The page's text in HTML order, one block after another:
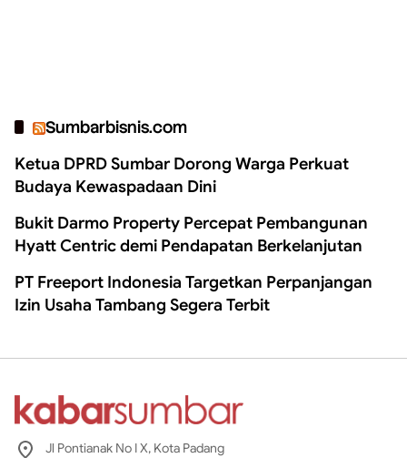
Sumbarbisnis.com
Ketua DPRD Sumbar Dorong Warga Perkuat
Budaya Kewaspadaan Dini
Bukit Darmo Property Percepat Pembangunan
Hyatt Centric demi Pendapatan Berkelanjutan
PT Freeport Indonesia Targetkan Perpanjangan
Izin Usaha Tambang Segera Terbit
Jl Pontianak No I X, Kota Padang